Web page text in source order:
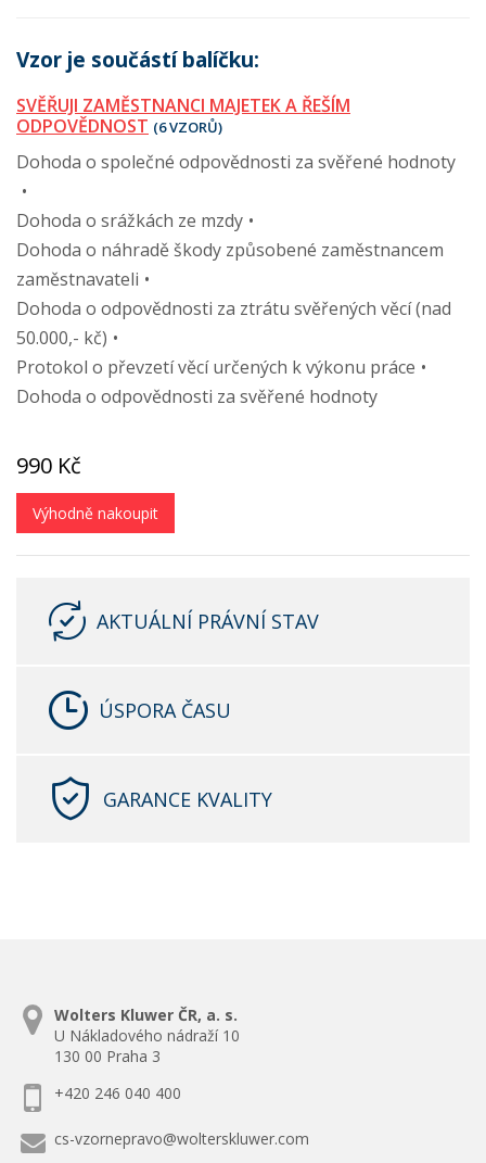
Vzor je součástí balíčku:
SVĚŘUJI ZAMĚSTNANCI MAJETEK A ŘEŠÍM
ODPOVĚDNOST (6 VZORŮ)
Dohoda o společné odpovědnosti za svěřené hodnoty
Dohoda o srážkách ze mzdy
Dohoda o náhradě škody způsobené zaměstnancem
zaměstnavateli
Dohoda o odpovědnosti za ztrátu svěřených věcí (nad
50.000,- kč)
Protokol o převzetí věcí určených k výkonu práce
Dohoda o odpovědnosti za svěřené hodnoty
990 Kč
Výhodně nakoupit
AKTUÁLNÍ PRÁVNÍ STAV
ÚSPORA ČASU
GARANCE KVALITY
Wolters Kluwer ČR, a. s.
U Nákladového nádraží 10
130 00 Praha 3
+420 246 040 400
cs-vzornepravo@wolterskluwer.com